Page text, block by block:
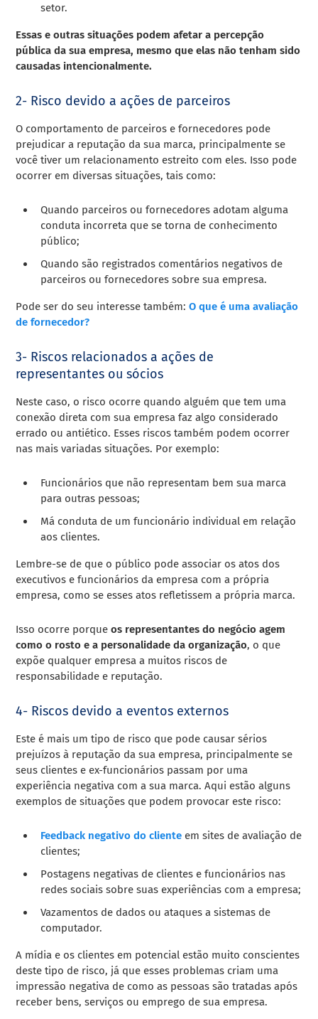
setor.
Essas e outras situações podem afetar a percepção
pública da sua empresa, mesmo que elas não tenham sido
causadas intencionalmente.
2- Risco devido a ações de parceiros
O comportamento de parceiros e fornecedores pode
prejudicar a reputação da sua marca, principalmente se
você tiver um relacionamento estreito com eles. Isso pode
ocorrer em diversas situações, tais como:
Quando parceiros ou fornecedores adotam alguma
conduta incorreta que se torna de conhecimento
público;
Quando são registrados comentários negativos de
parceiros ou fornecedores sobre sua empresa.
Pode ser do seu interesse também:O que é uma avaliação
de fornecedor?
3- Riscos relacionados a ações de
representantes ou sócios
Neste caso, o risco ocorre quando alguém que tem uma
conexão direta com sua empresa faz algo considerado
errado ou antiético. Esses riscos também podem ocorrer
nas mais variadas situações. Por exemplo:
Funcionários que não representam bem sua marca
para outras pessoas;
Má conduta de um funcionário individual em relação
aos clientes.
Lembre-se de que o público pode associar os atos dos
executivos e funcionários da empresa com a própria
empresa, como se esses atos refletissem a própria marca.
Isso ocorre porqueos representantes do negócio agem
como o rosto e a personalidade da organização, o que
expõe qualquer empresa a muitos riscos de
responsabilidade e reputação.
4- Riscos devido a eventos externos
Este é mais um tipo de risco que pode causar sérios
prejuízos à reputação da sua empresa, principalmente se
seus clientes e ex-funcionários passam por uma
experiência negativa com a sua marca. Aqui estão alguns
exemplos de situações que podem provocar este risco:
Feedback negativo do cliente em sites de avaliação de
clientes;
Postagens negativas de clientes e funcionários nas
redes sociais sobre suas experiências com a empresa;
Vazamentos de dados ou ataques a sistemas de
computador.
A mídia e os clientes em potencial estão muito conscientes
deste tipo de risco, já que esses problemas criam uma
impressão negativa de como as pessoas são tratadas após
receber bens, serviços ou emprego de sua empresa.